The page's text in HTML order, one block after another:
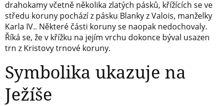
drahokamy včetně několika zlatých pásků, křížících se ve
středu koruny pochází z pásku Blanky z Valois, manželky
Karla IV.. Některé části koruny se naopak nedochovaly.
Říká se, že v křížku na jejím vrchu dokonce býval usazen
trn z Kristovy trnové koruny.
Symbolika ukazuje na
Ježíše